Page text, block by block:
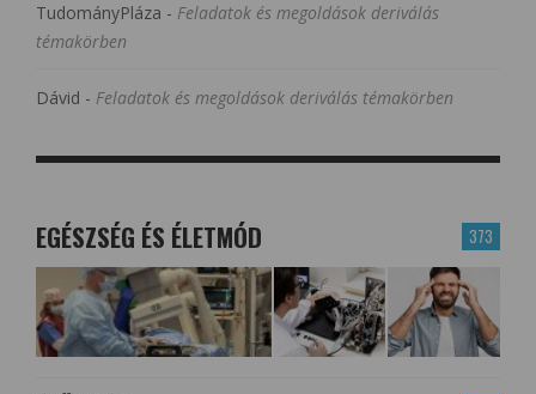
TudományPláza - Feladatok és megoldások deriválás
témakörben
Dávid - Feladatok és megoldások deriválás témakörben
373
EGÉSZSÉG ÉS ÉLETMÓD